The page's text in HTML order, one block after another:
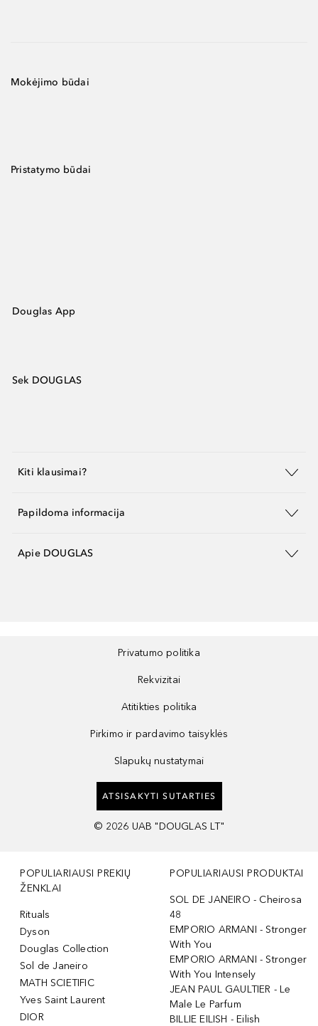
Mokėjimo būdai
Pristatymo būdai
Douglas App
Sek DOUGLAS
Kiti klausimai?
Papildoma informacija
Apie DOUGLAS
Privatumo politika
Rekvizitai
Atitikties politika
Pirkimo ir pardavimo taisyklės
Slapukų nustatymai
ATSISAKYTI SUTARTIES
© 2026 UAB "DOUGLAS LT"
POPULIARIAUSI PREKIŲ
ŽENKLAI
Rituals
Dyson
Douglas Collection
Sol de Janeiro
MATH SCIETIFIC
Yves Saint Laurent
DIOR
POPULIARIAUSI PRODUKTAI
SOL DE JANEIRO - Cheirosa
48
EMPORIO ARMANI - Stronger
With You
EMPORIO ARMANI - Stronger
With You Intensely
JEAN PAUL GAULTIER - Le
Male Le Parfum
BILLIE EILISH - Eilish